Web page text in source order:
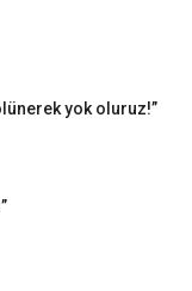
yok oluruz!”